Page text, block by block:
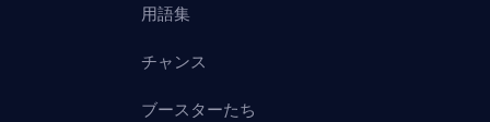
用語集
チャンス
ブースターたち